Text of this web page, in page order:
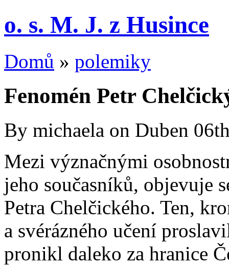
o. s. M. J. z Husince
Domů » polemiky
Fenomén Petr
By michaela on Duben
Mezi význačnými
jeho současníků, objevuje
Petra Chelčického. Ten,
a svérázného učení
pronikl daleko za hranice